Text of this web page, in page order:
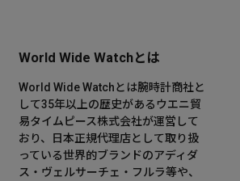
World Wide Watchとは
World Wide Watchとは腕時計商社と
して35年以上の歴史があるウエニ貿
易タイムピース株式会社が運営して
おり、日本正規代理店として取り扱
っている世界的ブランドのアディダ
ス・ヴェルサーチェ・フルラ等や、